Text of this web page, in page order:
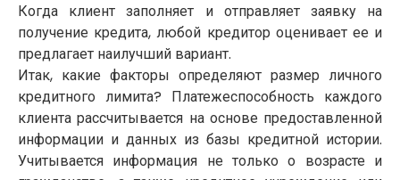
Когда клиент заполняет и отправляет заявку на
получение кредита, любой кредитор оценивает ее и
предлагает наилучший вариант.
Итак, какие факторы определяют размер личного
кредитного лимита? Платежеспособность каждого
клиента рассчитывается на основе предоставленной
информации и данных из базы кредитной истории.
Учитывается информация не только о возрасте и